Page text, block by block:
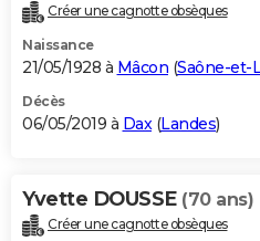
Créer une cagnotte obsèques
Naissance
21/05/1928 à Mâcon (Saône-et-
Décès
06/05/2019 à Dax(Landes)
Yvette DOUSSE (70 ans)
Créer une cagnotte obsèques